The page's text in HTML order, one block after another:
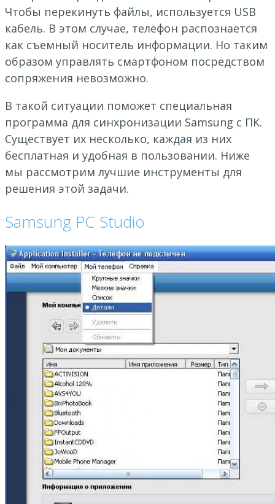
Чтобы перекинуть файлы, используется USB
кабель. В этом случае, телефон распознается
как съемный носитель информации. Но таким
образом управлять смартфоном посредством
сопряжения невозможно.
В такой ситуации поможет специальная
программа для синхронизации Samsung с ПК.
Существует их несколько, каждая из них
бесплатная и удобная в пользовании. Ниже
мы рассмотрим лучшие инструменты для
решения этой задачи.
Samsung PC Studio